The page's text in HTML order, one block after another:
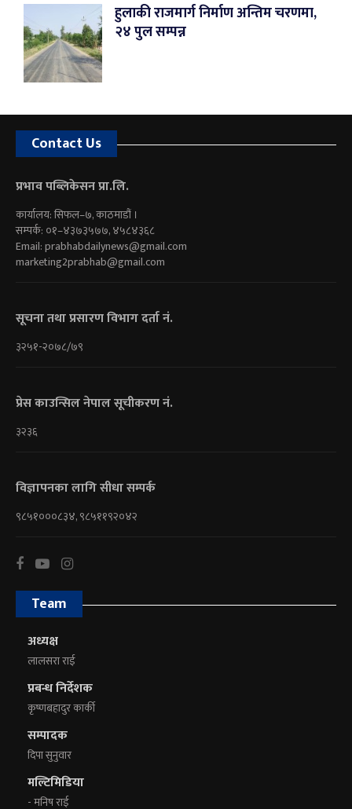
हुलाकी राजमार्ग निर्माण अन्तिम चरणमा,
२४ पुल सम्पन्न
Contact Us
प्रभाव पब्लिकेसन प्रा.लि.
कार्यालय: सिफल–७, काठमाडौं ।
सम्पर्क: ०१–४३७३५७७, ४५८४३६८
Email:prabhabdailynews@gmail.com
marketing2prabhab@gmail.com
सूचना तथा प्रसारण विभाग दर्ता नं.
३२५१-२०७८/७९
प्रेस काउन्सिल नेपाल सूचीकरण नं.
३२३६
विज्ञापनका लागि सीधा सम्पर्क
९८५१०००८३४, ९८५११९२०४२
Team
अध्यक्ष
लालसरा राई
प्रबन्ध निर्देशक
कृष्णबहादुर कार्की
सम्पादक
दिपा सुनुवार
मल्टिमिडिया
- मनिष राई